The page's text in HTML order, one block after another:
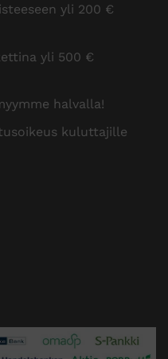
yli 200 €
yli 500 €
halvalla!
kuluttajille